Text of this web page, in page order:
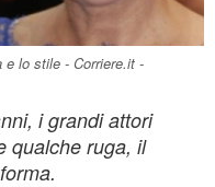
e lo stile - Corriere.it -
i grandi attori
qualche ruga, il